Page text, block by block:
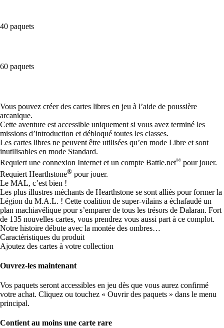
40 paquets
60 paquets
Available actions
Vous pouvez créer des cartes libres en jeu à l’aide de poussière
arcanique.
Cette aventure est accessible uniquement si vous avez terminé les
missions d’introduction et débloqué toutes les classes.
Les cartes libres ne peuvent être utilisées qu’en mode Libre et sont
inutilisables en mode Standard.
Requiert une connexion Internet et un compte Battle.net® pour jouer.
Requiert Hearthstone® pour jouer.
Le MAL, c’est bien !
Les plus illustres méchants de Hearthstone se sont alliés pour former la
Légion du M.A.L. ! Cette coalition de super-vilains a échafaudé un
plan machiavélique pour s’emparer de tous les trésors de Dalaran. Fort
de 135 nouvelles cartes, vous prendrez vous aussi part à ce complot.
Notre histoire débute avec la montée des ombres…
Caractéristiques du produit
Ajoutez des cartes à votre collection
Ouvrez-les maintenant
Vos paquets seront accessibles en jeu dès que vous aurez confirmé
votre achat. Cliquez ou touchez « Ouvrir des paquets » dans le menu
principal.
Contient au moins une carte rare